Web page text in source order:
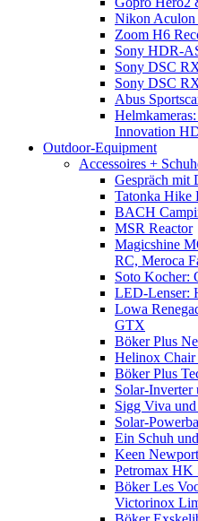
Nikon Aculon
Zoom H6
Sony HDR-
Sony DSC
Sony DSC
Abus
Innovation
Outdoor-Equipment
Accessoires +
Gespräch mit
Tatonka Hike
BACH
MSR Reactor
Magicshine
RC, Meroca
Soto Kocher:
LED-Lenser:
Lowa
GTX
Böker Plus
Helinox Chair
Böker Plus
Solar-Inverter
Sigg Viva
Solar-
Ein Schuh
Keen
Petromax HK
Böker Les
Victorinox